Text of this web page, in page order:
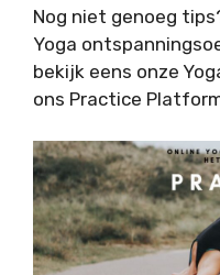
Nog niet genoeg
Yoga
bekijk eens onze
ons Practice